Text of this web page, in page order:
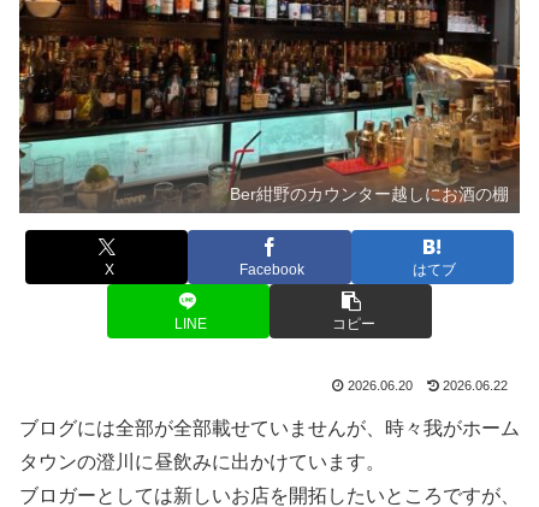
Ber紺野のカウンター越しにお酒の棚
X Facebook はてブ
LINE コピー
2026.06.20 2026.06.22
ブログには全部が全部載せていませんが、時々我がホーム
タウンの澄川に昼飲みに出かけています。
ブロガーとしては新しいお店を開拓したいところですが、